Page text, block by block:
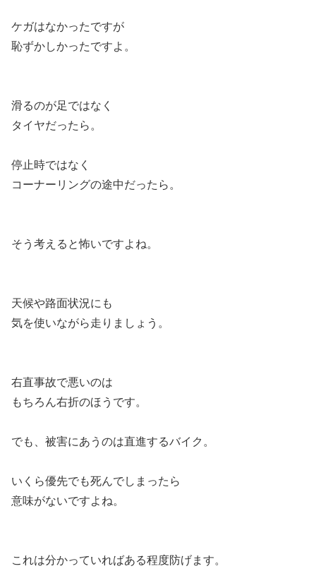
ケガはなかったですが
恥ずかしかったですよ。
滑るのが足ではなく
タイヤだったら。
停止時ではなく
コーナーリングの途中だったら。
そう考えると怖いですよね。
天候や路面状況にも
気を使いながら走りましょう。
右直事故で悪いのは
もちろん右折のほうです。
でも、被害にあうのは直進するバイク。
いくら優先でも死んでしまったら
意味がないですよね。
これは分かっていればある程度防げます。